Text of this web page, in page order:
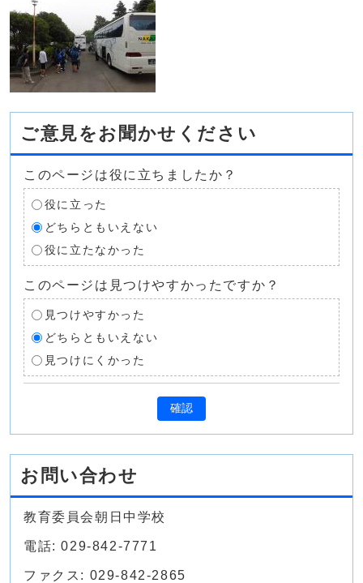
ご意見をお聞かせください
このページは役に立ちましたか？
役に立った
どちらともいえない
役に立たなかった
このページは見つけやすかったですか？
見つけやすかった
どちらともいえない
見つけにくかった
確認
お問い合わせ
教育委員会朝日中学校
電話: 029-842-7771
ファクス: 029-842-2865